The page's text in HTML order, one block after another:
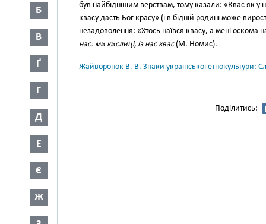
Б
В
Ґ
Г
Д
Е
Є
Ж
був найбіднішим верствам, тому казали: «Квас як у
квасу дасть Бог красу» (і в бідній родині може
незадоволення: «Хтось наївся квасу, а мені оскома
нас: ми кислиці, із нас квас(М. Номис).
Жайворонок В. В. Знаки української етнокультури:
Поділитись: